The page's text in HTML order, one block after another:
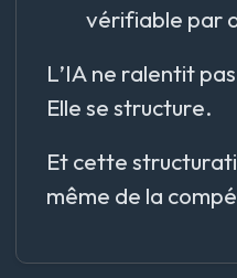
vérifiable par
L’IA ne ralentit
Elle se structure.
Et cette
même de la